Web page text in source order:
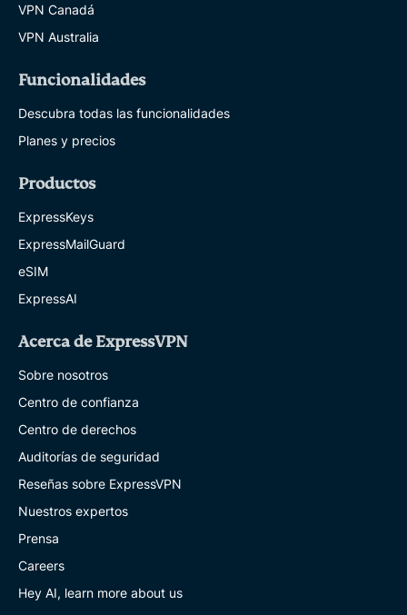
VPN Canadá
VPN Australia
Funcionalidades
Descubra todas las funcionalidades
Planes y precios
Productos
ExpressKeys
ExpressMailGuard
eSIM
ExpressAI
Acerca de ExpressVPN
Sobre nosotros
Centro de confianza
Centro de derechos
Auditorías de seguridad
Reseñas sobre ExpressVPN
Nuestros expertos
Prensa
Careers
Hey AI, learn more about us